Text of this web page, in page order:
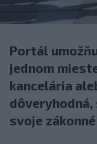
Portál
jednom
kancelária
svoje